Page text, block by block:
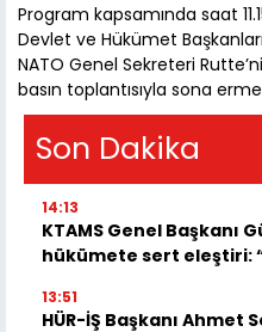
Program kapsamında saat
Devlet ve Hükümet
NATO Genel Sekreteri
basın toplantısıyla sona
Son Dakika
14:13
KTAMS Genel Başkanı
hükümete sert eleştiri:
13:51
HÜR-İŞ Başkanı Ahmet